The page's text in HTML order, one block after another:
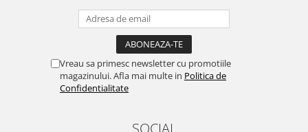
Vreau sa primesc newsletter cu promotiile
magazinului. Afla mai multe in Politica de
Confidentialitate
SOCIAL